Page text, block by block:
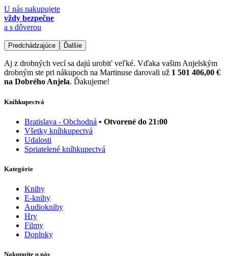
U nás nakupujete
vždy bezpečne
a s dôverou
Predchádzajúce Ďalšie
Aj z drobných vecí sa dajú urobiť veľké. Vďaka vašim Anjelským
drobným ste pri nákupoch na Martinuse darovali už 1 501 406,00 €
na Dobrého Anjela. Ďakujeme!
Kníhkupectvá
Bratislava - Obchodná • Otvorené do 21:00
Všetky kníhkupectvá
Udalosti
Spriatelené kníhkupectvá
Kategórie
Knihy
E-knihy
Audioknihy
Hry
Filmy
Doplnky
Nakupujte u nás